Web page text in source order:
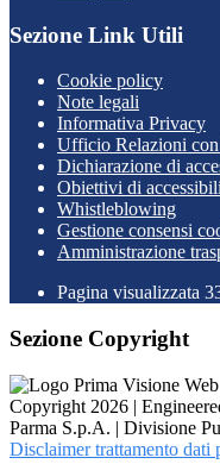
Sezione Link Utili
Cookie policy
Note legali
Informativa Privacy
Ufficio Relazioni
Dichiarazione di
Obiettivi di
Whistleblowing
Gestione consensi
Amministrazione
Pagina visualizzata
Sezione Copyright
Copyright 2026 |
Parma S.p.A. | Divisione
Disclaimer trattamento dati